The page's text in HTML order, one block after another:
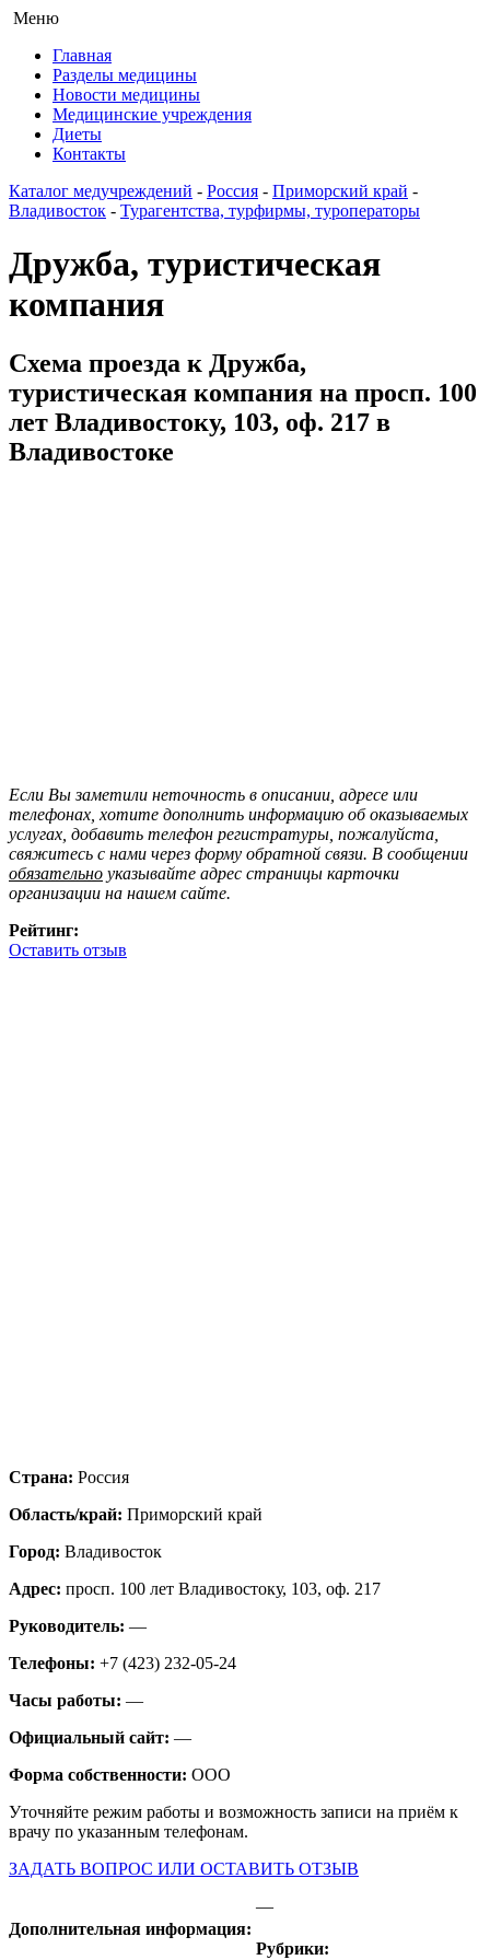
Меню
Главная
Разделы медицины
Новости медицины
Медицинские учреждения
Диеты
Контакты
Каталог медучреждений - Россия - Приморский край -
Владивосток - Турагентства, турфирмы, туроператоры
Дружба, туристическая
компания
Схема проезда к Дружба,
туристическая компания на просп. 100
лет Владивостоку, 103, оф. 217 в
Владивостоке
Если Вы заметили неточность в описании, адресе или
телефонах, хотите дополнить информацию об оказываемых
услугах, добавить телефон регистратуры, пожалуйста,
свяжитесь с нами через форму обратной связи. В сообщении
обязательно указывайте адрес страницы карточки
организации на нашем сайте.
Рейтинг:
Оставить отзыв
Страна: Россия
Область/край: Приморский край
Город: Владивосток
Адрес: просп. 100 лет Владивостоку, 103, оф. 217
Руководитель: —
Телефоны: +7 (423) 232-05-24
Часы работы: —
Официальный сайт: —
Форма собственности: ООО
Уточняйте режим работы и возможность записи на приём к
врачу по указанным телефонам.
ЗАДАТЬ ВОПРОС ИЛИ ОСТАВИТЬ ОТЗЫВ
Дополнительная информация:
—
Рубрики: